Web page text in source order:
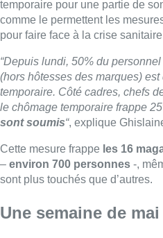
Une semaine de
La mobilité, le report vers les
périphérie et le covid, qui a fait
des répercussions sur les ventes.
“On doit mettre cela en
peine de la crise covid et
autre crise, une guerre en
l’inflation, sur les prix pétroliers,
consommateur est plutôt frileux”
que s’il y avait reprise, la